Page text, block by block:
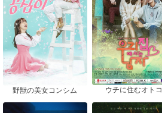
野獣の美女コンシム ウチに住むオトコ